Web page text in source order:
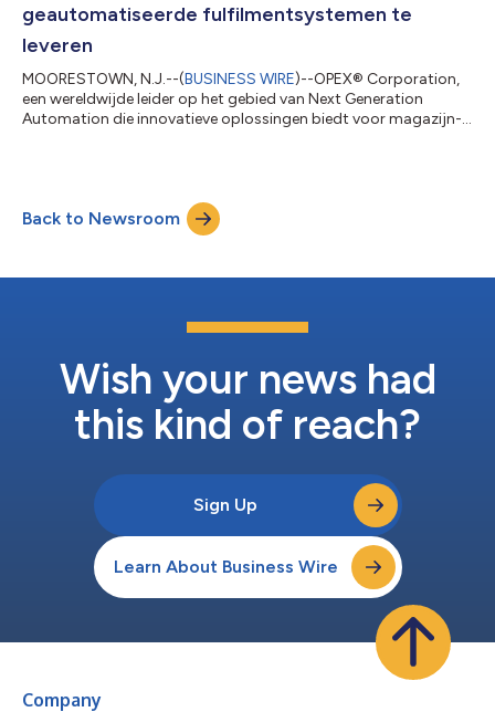
geautomatiseerde fulfilmentsystemen te
leveren
MOORESTOWN, N.J.--(BUSINESS WIRE)--OPEX® Corporation,
een wereldwijde leider op het gebied van Next Generation
Automation die innovatieve oplossingen biedt voor magazijn-,
hiermee een unieke oplossing voor automatische
fulfilmentsystemen, waaronder meerdere temperatuurzones en
meerdere dieptes voor koude opslag. Deze samenwerking...
Back to Newsroom
Wish your news had
this kind of reach?
Sign Up
Learn About Business Wire
Company